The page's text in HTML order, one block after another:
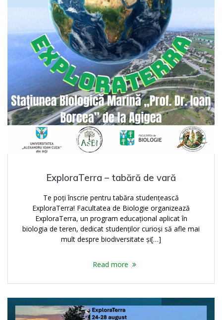
ExploraTerra – tabără de vară
Te poți înscrie pentru tabăra studențească
ExploraTerra! Facultatea de Biologie organizează
ExploraTerra, un program educațional aplicat în
biologia de teren, dedicat studenților curioși să afle mai
mult despre biodiversitate și[…]
Read more